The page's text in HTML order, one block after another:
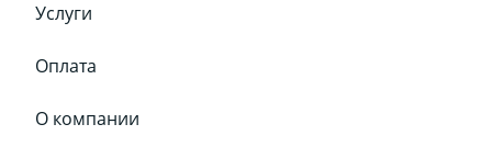
Услуги
Оплата
О компании